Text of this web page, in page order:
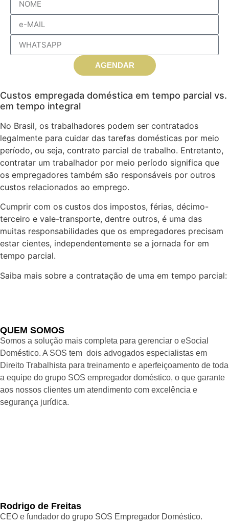
AGENDAR
Custos empregada doméstica em tempo parcial vs.
em tempo integral
No Brasil, os trabalhadores podem ser contratados
legalmente para cuidar das tarefas domésticas por meio
período, ou seja, contrato parcial de trabalho. Entretanto,
contratar um trabalhador por meio período significa que
os empregadores também são responsáveis ​​por outros
custos relacionados ao emprego.
Cumprir com os custos dos impostos, férias, décimo-
terceiro e vale-transporte, dentre outros, é uma das
muitas responsabilidades que os empregadores precisam
estar cientes, independentemente se a jornada for em
tempo parcial.
Saiba mais sobre a contratação de uma em tempo parcial:
QUEM SOMOS
Somos a solução mais completa para gerenciar o eSocial
Doméstico. A SOS tem dois advogados especialistas em
Direito Trabalhista para treinamento e aperfeiçoamento de toda
a equipe do grupo SOS empregador doméstico, o que garante
aos nossos clientes um atendimento com excelência e
segurança jurídica.
Rodrigo de Freitas
CEO e fundador do grupo SOS Empregador Doméstico.